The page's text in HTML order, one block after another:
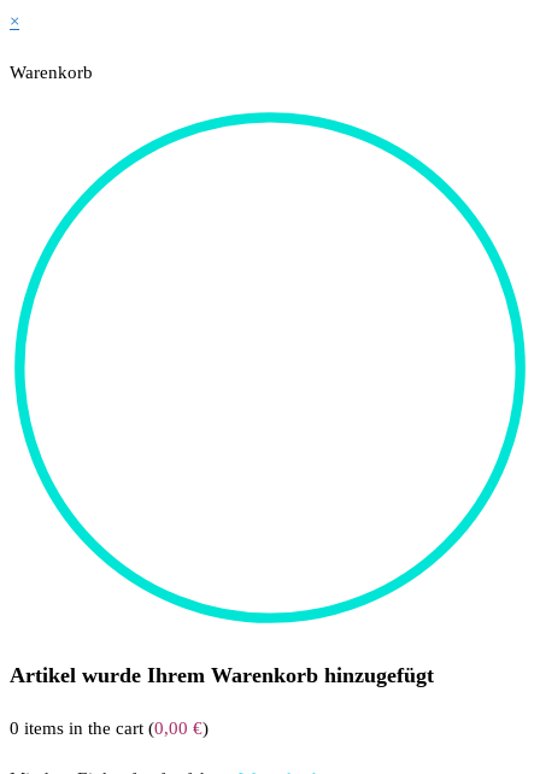
×
Warenkorb
Artikel wurde Ihrem Warenkorb hinzugefügt
0 items in the cart (0,00 €)